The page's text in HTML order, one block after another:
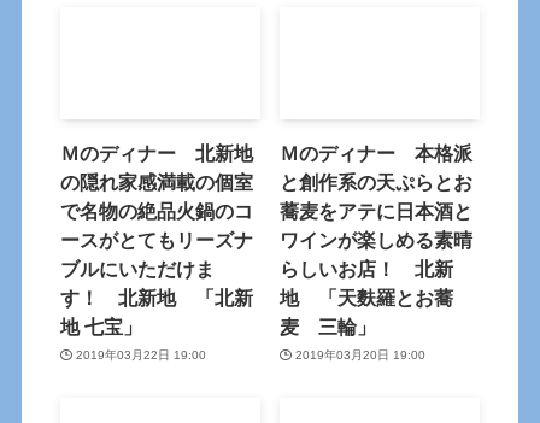
Ｍのディナー 北新地
の隠れ家感満載の個室
で名物の絶品火鍋のコ
ースがとてもリーズナ
ブルにいただけま
す！ 北新地 「北新
地 七宝」
2019年03月22日 19:00
Ｍのディナー 本格派
と創作系の天ぷらとお
蕎麦をアテに日本酒と
ワインが楽しめる素晴
らしいお店！ 北新
地 「天麩羅とお蕎
麦 三輪」
2019年03月20日 19:00